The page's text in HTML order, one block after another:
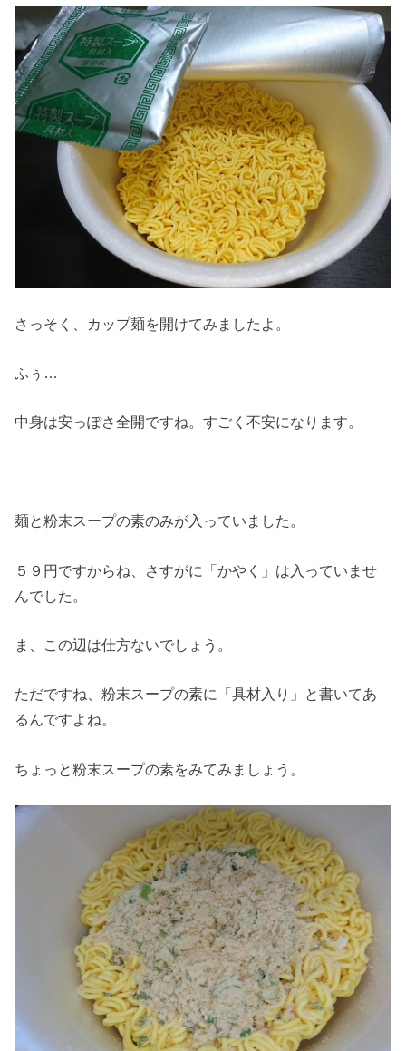
さっそく、カップ麺を開けてみましたよ。
ふぅ…
中身は安っぽさ全開ですね。すごく不安になります。
麺と粉末スープの素のみが入っていました。
５９円ですからね、さすがに「かやく」は入っていませ
んでした。
ま、この辺は仕方ないでしょう。
ただですね、粉末スープの素に「具材入り」と書いてあ
るんですよね。
ちょっと粉末スープの素をみてみましょう。